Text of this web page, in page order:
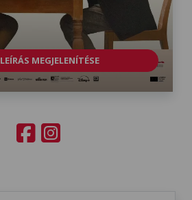
LEÍRÁS MEGJELENÍTÉSE